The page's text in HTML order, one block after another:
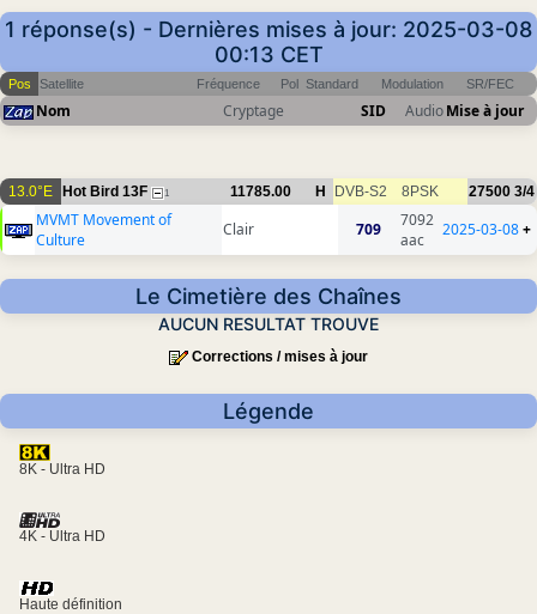
1 réponse(s) - Dernières mises à jour: 2025-03-08
00:13 CET
Pos Satellite Fréquence Pol Standard Modulation SR/FEC
Nom Cryptage SID AudioMise à jour
13.0°E Hot Bird 13F 1 11785.00 H DVB-S2 8PSK 27500 3/4
MVMT Movement of
Culture
Clair 709
7092
aac
2025-03-08+
Le Cimetière des Chaînes
AUCUN RESULTAT TROUVE
Corrections / mises à jour
Légende
8K - Ultra HD
4K - Ultra HD
Haute définition